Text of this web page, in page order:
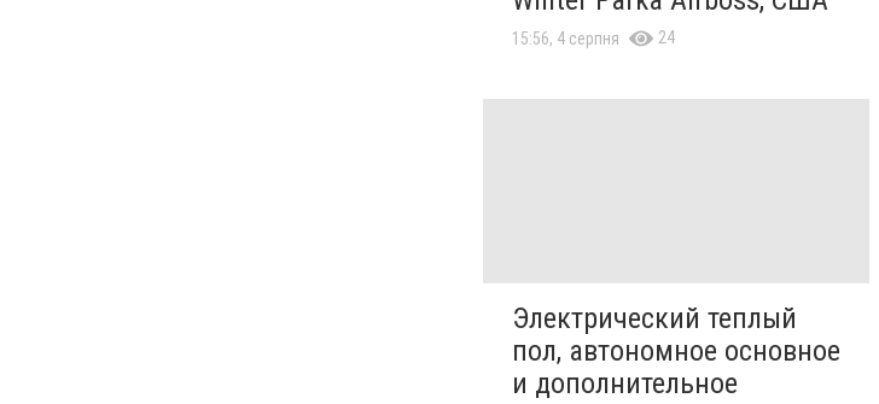
15:56, 4 серпня 24
Электрический теплый
пол, автономное основное
и дополнительное